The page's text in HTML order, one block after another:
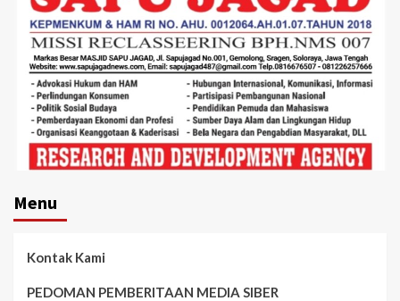
Menu
Kontak Kami
PEDOMAN PEMBERITAAN MEDIA SIBER